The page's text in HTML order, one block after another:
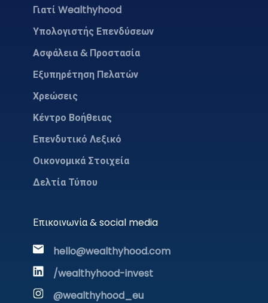
Γιατί Wealthyhood
Υπολογιστής Επενδύσεων
Ασφάλεια & Προστασία
Εξυπηρέτηση Πελατών
Χρεώσεις
Κέντρο Βοήθειας
Επενδυτικό Λεξικό
Οικονομικά Στοιχεία
Δελτία Τύπου
Επικοινωνία & social media
hello@wealthyhood.com
/wealthyhood-invest
@wealthyhood_eu